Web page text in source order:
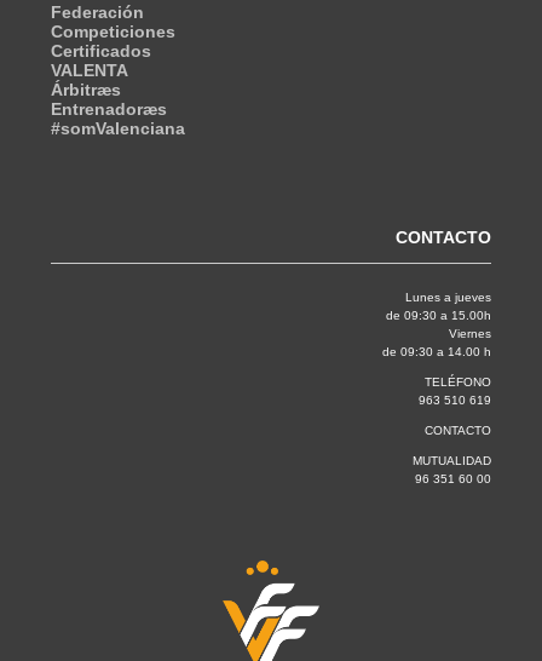
Federación
Competiciones
Certificados
VALENTA
Árbitræs
Entrenadoræs
#somValenciana
CONTACTO
Lunes a jueves
de 09:30 a 15.00h
Viernes
de 09:30 a 14.00 h
TELÉFONO
963 510 619
CONTACTO
MUTUALIDAD
96 351 60 00